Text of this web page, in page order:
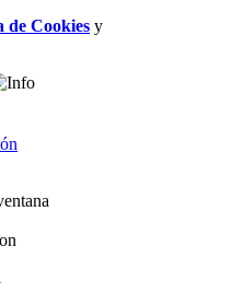
de Cookies y